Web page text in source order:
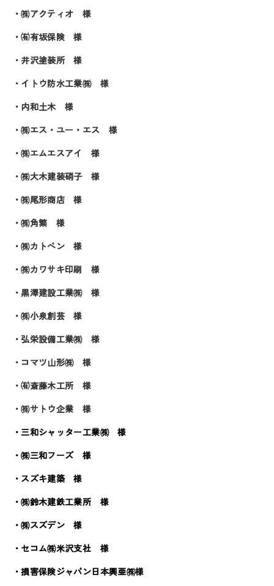
・㈱アクティオ 様
・㈲有坂保険 様
・井沢塗装所 様
・イトウ防水工業㈱ 様
・内和土木 様
・㈱エス・ユー・エス 様
・㈱エムエスアイ 様
・㈱大木建装硝子 様
・㈱尾形商店 様
・㈱角繁 様
・㈱カトペン 様
・㈱カワサキ印刷 様
・黒澤建設工業㈱ 様
・㈱小泉創芸 様
・弘栄設備工業㈱ 様
・コマツ山形㈱ 様
・㈲斎藤木工所 様
・㈱サトウ企業 様
・三和シャッター工業㈱ 様
・㈱三和フーズ 様
・スズキ建築 様
・㈱鈴木建鉄工業所 様
・㈱スズデン 様
・セコム㈱米沢支社 様
・損害保険ジャパン日本興亜㈱様